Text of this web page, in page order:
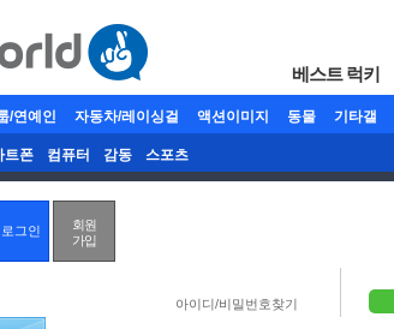
베스트 럭키
/연예인 자동차/레이싱걸 액션이미지 동물 기타갤
트폰 컴퓨터 감동 스포츠
회원
가입
아이디/비밀번호찾기